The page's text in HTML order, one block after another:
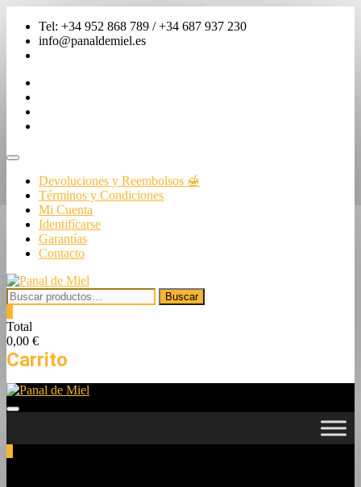
contenido
Tel: +34 952 868 789 / +34 687 937 230
info@panaldemiel.es
Menú
barra
superior
Devoluciones y Reembolsos 🍯
Términos y Condiciones
Mi Cuenta
Identifícarse
Garantías
Contacto
Buscar
por:
Buscar
Total
0,00 €
Carrito